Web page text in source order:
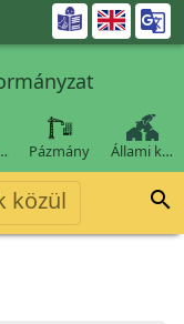

Pázmány Állami k…
közül 